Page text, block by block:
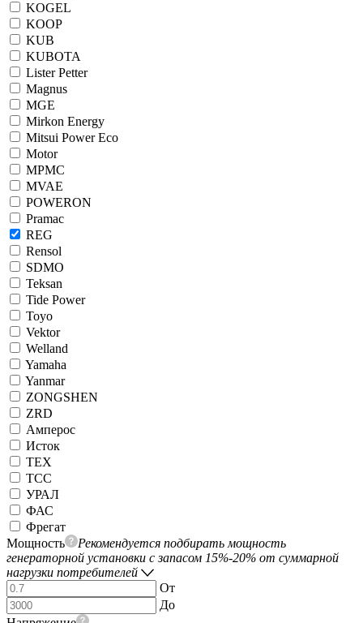
KOGEL
KOOP
KUB
KUBOTA
Lister Petter
Magnus
MGE
Mirkon Energy
Mitsui Power Eco
Motor
MPMC
MVAE
POWERON
Pramac
REG
Rensol
SDMO
Teksan
Tide Power
Toyo
Vektor
Welland
Yamaha
Yanmar
ZONGSHEN
ZRD
Амперос
Исток
ТЕХ
ТСС
УРАЛ
ФАС
Фрегат
Мощность
Рекомендуется подбирать мощность
генераторной установки с запасом 15%-20% от суммарной
нагрузки потребителей
От
До